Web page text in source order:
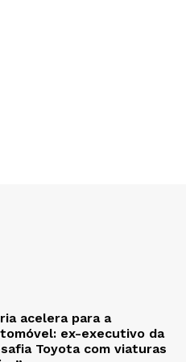
acelera para a
ex-executivo da
Toyota com viaturas